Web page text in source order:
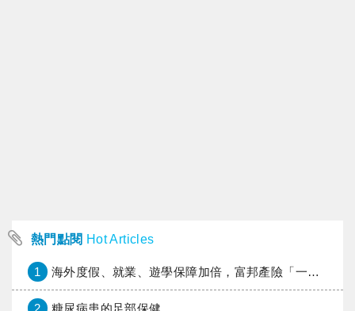
熱門點閱 Hot Articles
1 海外度假、就業、遊學保障加倍，富邦產險「一期逐夢」專案加碼遠距醫療與緊急救援
2 糖尿病患的足部保健